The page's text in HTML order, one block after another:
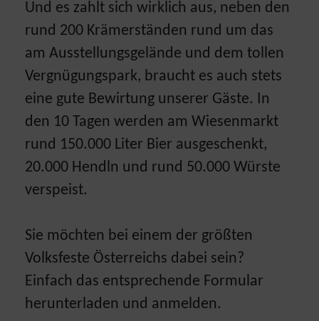
Und es zahlt sich wirklich aus, neben den
rund 200 Krämerständen rund um das
am Ausstellungsgelände und dem tollen
Vergnügungspark, braucht es auch stets
eine gute Bewirtung unserer Gäste. In
den 10 Tagen werden am Wiesenmarkt
rund 150.000 Liter Bier ausgeschenkt,
20.000 Hendln und rund 50.000 Würste
verspeist.
Sie möchten bei einem der größten
Volksfeste Österreichs dabei sein?
Einfach das entsprechende Formular
herunterladen und anmelden.